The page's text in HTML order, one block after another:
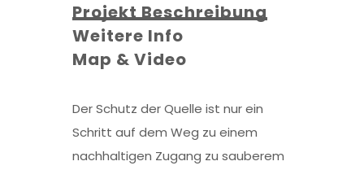
Projekt Beschreibung
Weitere Info
Map & Video
Der Schutz der Quelle ist nur ein
Schritt auf dem Weg zu einem
nachhaltigen Zugang zu sauberem